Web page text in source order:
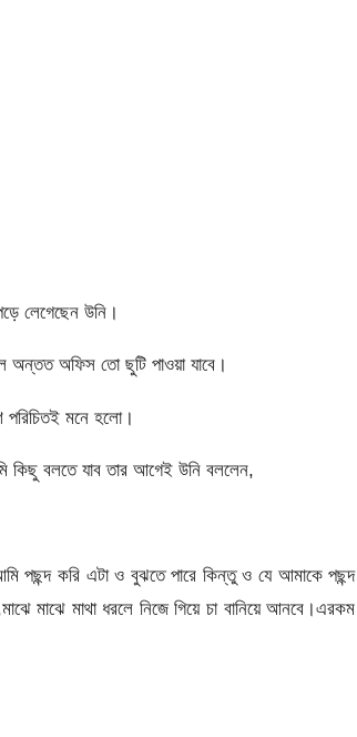
লেগেছেন উনি।
অফিস তো ছুটি পাওয়া যাবে।
পরিচিতই মনে হলো।
কিছু বলতে যাব তার আগেই উনি বললেন,
পছন্দ করি এটা ও বুঝতে পারে কিন্তু ও যে আমাকে পছন্দ
মাঝে মাথা ধরলে নিজে গিয়ে চা বানিয়ে আনবে।এরকম